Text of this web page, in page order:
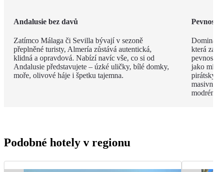
Andalusie bez davů
Zatímco Málaga či Sevilla bývají v sezoně
přeplněné turisty, Almería zůstává autentická,
klidná a opravdová. Nabízí navíc vše, co si od
Andalusie představujete – úzké uličky, bílé domky,
moře, olivové háje i špetku tajemna.
která
jako
masivní
Podobné hotely v regionu